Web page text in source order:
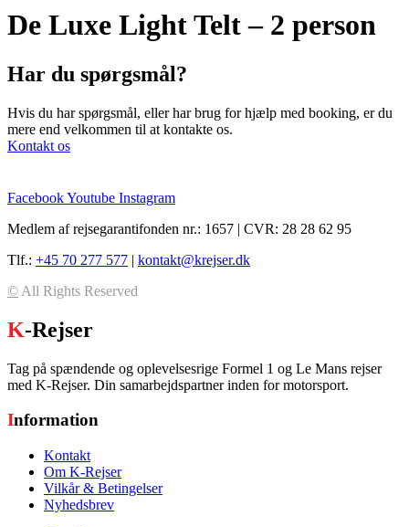
De Luxe Light Telt – 2 person
Har du spørgsmål?
Hvis du har spørgsmål, eller har brug for hjælp med booking, er du
mere end velkommen til at kontakte os.
Kontakt os
FacebookYoutube Instagram
Medlem af rejsegarantifonden nr.: 1657 | CVR: 28 28 62 95
Tlf.: +45 70 277 577 | kontakt@krejser.dk
© All Rights Reserved
K-Rejser
Tag på spændende og oplevelsesrige Formel 1 og Le Mans rejser
med K-Rejser. Din samarbejdspartner inden for motorsport.
Information
Kontakt
Om K-Rejser
Vilkår & Betingelser
Nyhedsbrev